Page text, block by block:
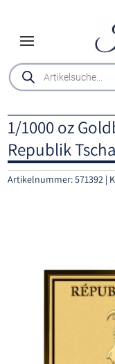
Products
search
1/1000 oz
Republik
Artikelnummer:571392